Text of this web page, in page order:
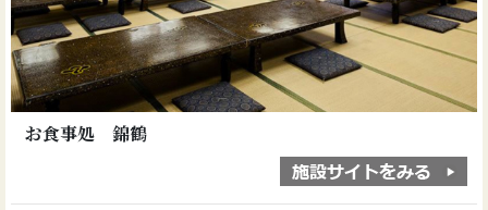
お食事処 錦鶴